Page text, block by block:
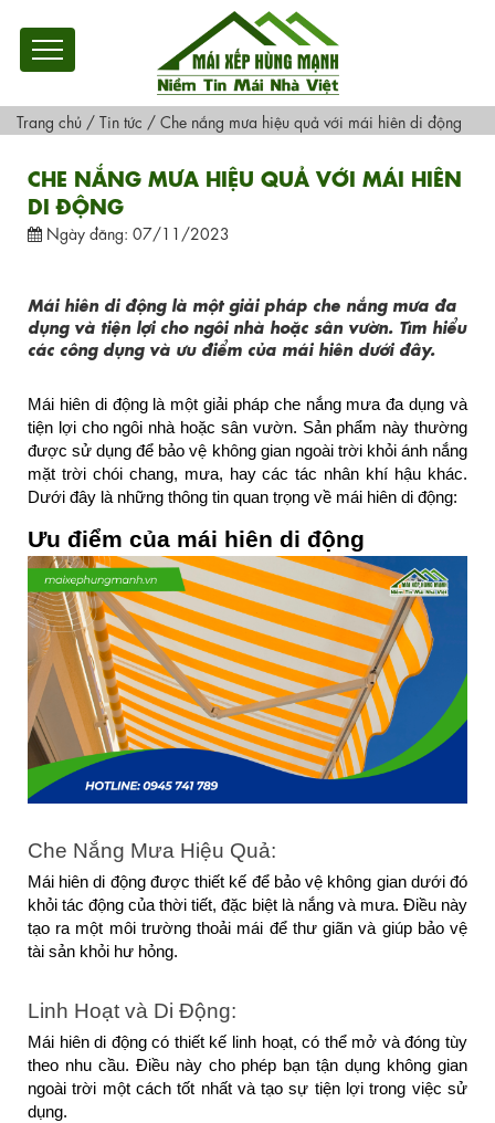
Trang chủ / Tin tức / Che nắng mưa hiệu quả với mái hiên di động
CHE NẮNG MƯA HIỆU QUẢ VỚI MÁI HIÊN
DI ĐỘNG
Ngày đăng: 07/11/2023
Mái hiên di động là một giải pháp che nắng mưa đa
dụng và tiện lợi cho ngôi nhà hoặc sân vườn. Tìm hiểu
các công dụng và ưu điểm của mái hiên dưới đây.
Mái hiên di động là một giải pháp che nắng mưa đa dụng và
tiện lợi cho ngôi nhà hoặc sân vườn. Sản phẩm này thường
được sử dụng để bảo vệ không gian ngoài trời khỏi ánh nắng
mặt trời chói chang, mưa, hay các tác nhân khí hậu khác.
Dưới đây là những thông tin quan trọng về mái hiên di động:
Ưu điểm của mái hiên di động
Che Nắng Mưa Hiệu Quả:
Mái hiên di động được thiết kế để bảo vệ không gian dưới đó
khỏi tác động của thời tiết, đặc biệt là nắng và mưa. Điều này
tạo ra một môi trường thoải mái để thư giãn và giúp bảo vệ
tài sản khỏi hư hỏng.
Linh Hoạt và Di Động:
Mái hiên di động có thiết kế linh hoạt, có thể mở và đóng tùy
theo nhu cầu. Điều này cho phép bạn tận dụng không gian
ngoài trời một cách tốt nhất và tạo sự tiện lợi trong việc sử
dụng.